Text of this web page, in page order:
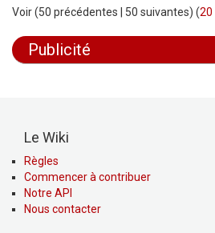
Voir (50 précédentes | 50 suivantes) (20
Publicité
Le Wiki
Règles
Commencer à contribuer
Notre API
Nous contacter